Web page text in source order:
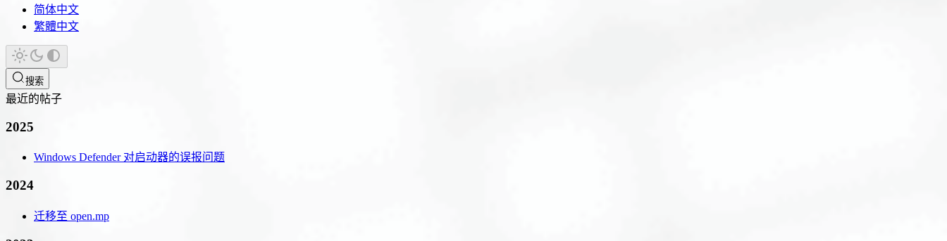
简体中文
繁體中文
搜索
最近的帖子
2025
Windows Defender 对启动器的误报问题
2024
迁移至 open.mp